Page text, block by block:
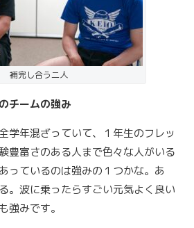
補完し合う二人
チームの強み
学年混ざっていて、１年生のフレッ
豊富さのある人まで色々な人がいる
っているのは強みの１つかな。あ
。波に乗ったらすごい元気よく良い
強みです。